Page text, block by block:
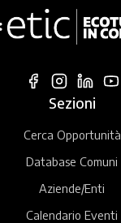
Sezioni
Cerca Opportunità
Database Comuni
Aziende/Enti
Calendario Eventi